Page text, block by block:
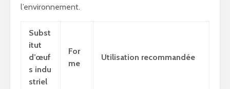
l’environnement.
Subst
itut
d’œuf
s indu
striel
For
me
Utilisation recommandée